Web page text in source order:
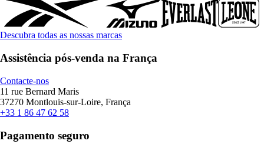
Descubra todas as nossas marcas
Assistência pós-venda na França
Contacte-nos
11 rue Bernard Maris
37270 Montlouis-sur-Loire, França
+33 1 86 47 62 58
Pagamento seguro